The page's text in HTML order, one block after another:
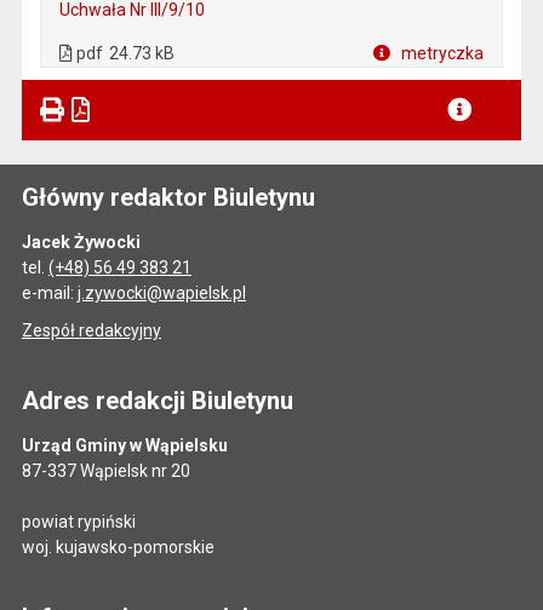
Uchwała Nr III/9/10
pdf 24.73 kB metryczka
Główny redaktor Biuletynu
Jacek Żywocki
tel. (+48) 56 49 383 21
e-mail: j.zywocki@wapielsk.pl
Zespół redakcyjny
Adres redakcji Biuletynu
Urząd Gminy w Wąpielsku
87-337 Wąpielsk nr 20
powiat rypiński
woj. kujawsko-pomorskie